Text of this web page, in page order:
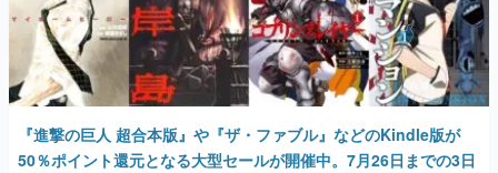
『進撃の巨人 超合本版』や『ザ・ファブル』などのKindle版が
50％ポイント還元となる大型セールが開催中。7月26日までの3日